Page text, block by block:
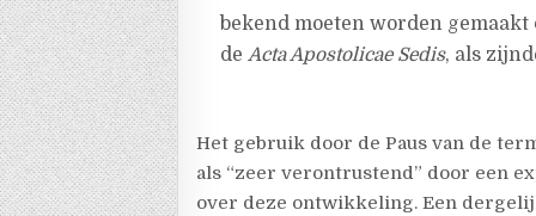
bekend moeten worden
deActa Apostolicae Sedis, als
Het gebruik door de Paus van de
als “zeer verontrustend” door een
over deze ontwikkeling. Een